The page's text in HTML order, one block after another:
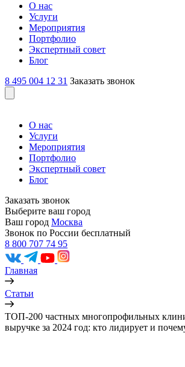
О нас
Услуги
Мероприятия
Портфолио
Экспертный совет
Блог
8 495 004 12 31 Заказать звонок
О нас
Услуги
Мероприятия
Портфолио
Экспертный совет
Блог
Заказать звонок
Выберите ваш город
Ваш город Москва
Звонок по России бесплатный
8 800 707 74 95
Главная
Статьи
ТОП-200 частных многопрофильных
выручке за 2024 год: кто лидирует и